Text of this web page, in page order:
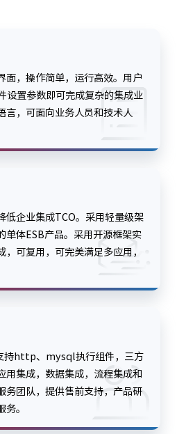
面，操作简单，运行高效。用户
设置参数即可完成复杂的集成业
言，可面向业务人员和技术人
低企业集成TCO。采用轻量级架
单体ESB产品。采用开源框架实
，可复用，可完美满足多应用，
持http、mysql执行组件，三方
用集成，数据集成，流程集成和
务团队，提供售前支持，产品研
务。